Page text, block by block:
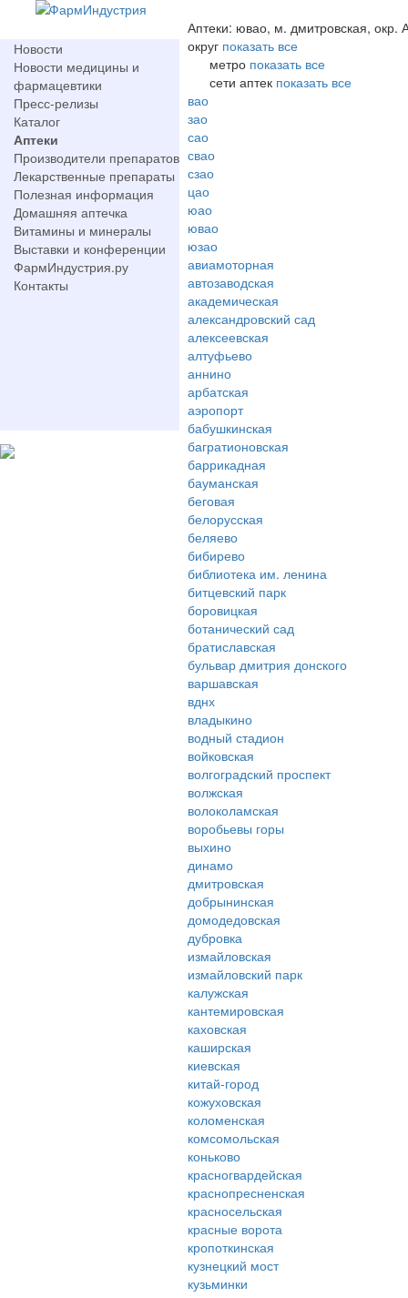
Новости
Новости медицины и
фармацевтики
Пресс-релизы
Каталог
Аптеки
Производители препаратов
Лекарственные препараты
Полезная информация
Домашняя аптечка
Витамины и минералы
Выставки и конференции
ФармИндустрия.ру
Контакты
Аптеки: ювао, м. дмитровская, окр.
округ показать все
метро показать все
сети аптек показать все
вао
зао
сао
свао
сзао
цао
юао
ювао
юзао
авиамоторная
автозаводская
академическая
александровский сад
алексеевская
алтуфьево
аннино
арбатская
аэропорт
бабушкинская
багратионовская
баррикадная
бауманская
беговая
белорусская
беляево
бибирево
библиотека им. ленина
битцевский парк
боровицкая
ботанический сад
братиславская
бульвар дмитрия донского
варшавская
вднх
владыкино
водный стадион
войковская
волгоградский проспект
волжская
волоколамская
воробьевы горы
выхино
динамо
дмитровская
добрынинская
домодедовская
дубровка
измайловская
измайловский парк
калужская
кантемировская
каховская
каширская
киевская
китай-город
кожуховская
коломенская
комсомольская
коньково
красногвардейская
краснопресненская
красносельская
красные ворота
кропоткинская
кузнецкий мост
кузьминки